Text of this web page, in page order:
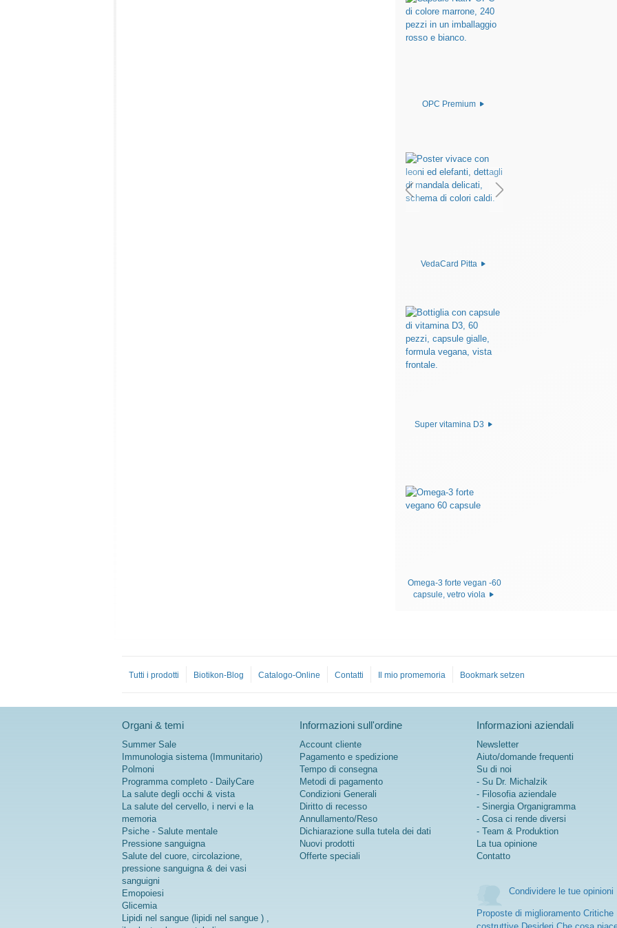
OPC Premium
VedaCard Pitta
Super vitamina D3
Omega-3 forte vegan -60
capsule, vetro viola
Tutti i prodotti Biotikon-Blog Catalogo-Online Contatti Il mio promemoria Bookmark setzen
Organi & temi
Summer Sale
Immunologia sistema (Immunitario)
Polmoni
Programma completo - DailyCare
La salute degli occhi & vista
La salute del cervello, i nervi e la
memoria
Psiche - Salute mentale
Pressione sanguigna
Salute del cuore, circolazione,
pressione sanguigna & dei vasi
sanguigni
Emopoiesi
Glicemia
Lipidi nel sangue (lipidi nel sangue ) ,
Informazioni sull'ordine
Account cliente
Pagamento e spedizione
Tempo di consegna
Metodi di pagamento
Condizioni Generali
Diritto di recesso
Annullamento/Reso
Dichiarazione sulla tutela dei dati
Nuovi prodotti
Offerte speciali
Informazioni aziendali
Newsletter
Aiuto/domande frequenti
Su di noi
- Su Dr. Michalzik
- Filosofia aziendale
- Sinergia Organigramma
- Cosa ci rende diversi
- Team & Produktion
La tua opinione
Contatto
Condividere le tue opinioni
Proposte di miglioramento Critiche